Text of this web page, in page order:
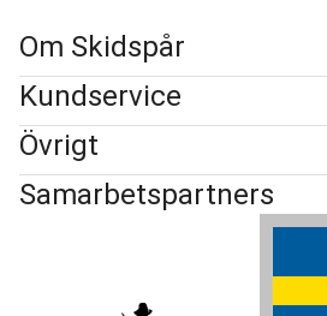
Om Skidspår
Kundservice
Övrigt
Samarbetspartners